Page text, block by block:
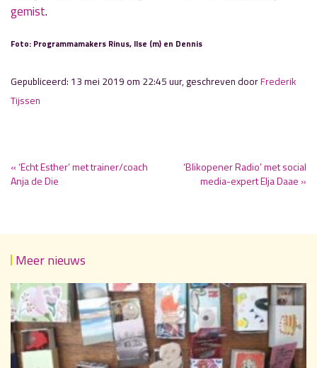
gemist.
Foto: Programmamakers Rinus, Ilse (m) en Dennis
Gepubliceerd: 13 mei 2019 om 22:45 uur, geschreven doorFrederik
Tijssen
« ‘Echt Esther’ met trainer/coach
Anja de Die
‘Blikopener Radio’ met social
media-expert Elja Daae »
Meer nieuws